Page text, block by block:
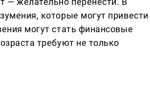
которые могут привести
могут стать финансовые
требуют не только